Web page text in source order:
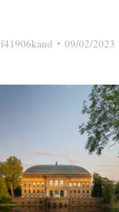
f41906kand 09/02/2023